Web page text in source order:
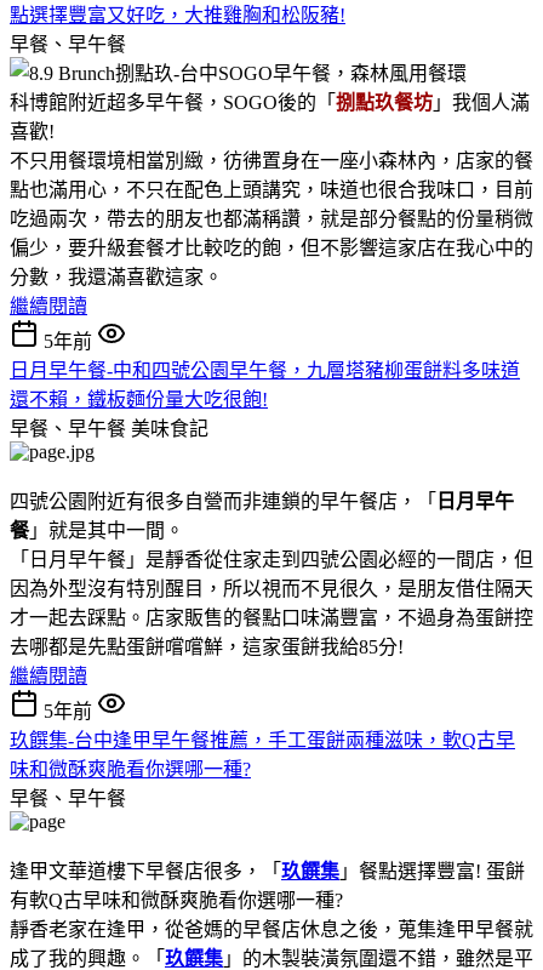
點選擇豐富又好吃，大推雞胸和松阪豬!
早餐、早午餐
科博館附近超多早午餐，SOGO後的「 捌點玖餐坊 」我個人滿
喜歡!
不只用餐環境相當別緻，彷彿置身在一座小森林內，店家的餐
點也滿用心，不只在配色上頭講究，味道也很合我味口，目前
吃過兩次，帶去的朋友也都滿稱讚，就是部分餐點的份量稍微
偏少，要升級套餐才比較吃的飽，但不影響這家店在我心中的
分數，我還滿喜歡這家。
繼續閱讀
5年前
日月早午餐-中和四號公園早午餐，九層塔豬柳蛋餅料多味道
還不賴，鐵板麵份量大吃很飽!
早餐、早午餐 美味食記
四號公園附近有很多自營而非連鎖的早午餐店，「 日月早午
餐」就是其中一間。
「日月早午餐」是靜香從住家走到四號公園必經的一間店，但
因為外型沒有特別醒目，所以視而不見很久，是朋友借住隔天
才一起去踩點。店家販售的餐點口味滿豐富，不過身為蛋餅控
去哪都是先點蛋餅嚐嚐鮮，這家蛋餅我給85分!
繼續閱讀
5年前
玖饌集-台中逢甲早午餐推薦，手工蛋餅兩種滋味，軟Q古早
味和微酥爽脆看你選哪一種?
早餐、早午餐
逢甲文華道樓下早餐店很多，「 玖饌集 」餐點選擇豐富! 蛋餅
有軟Q古早味和微酥爽脆看你選哪一種?
靜香老家在逢甲，從爸媽的早餐店休息之後，蒐集逢甲早餐就
成了我的興趣。「 玖饌集 」的木製裝潢氛圍還不錯，雖然是平